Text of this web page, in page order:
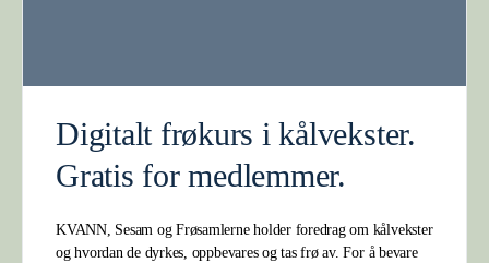
Digitalt frøkurs i kålvekster.
Gratis for medlemmer.
KVANN, Sesam og Frøsamlerne holder foredrag om kålvekster
og hvordan de dyrkes, oppbevares og tas frø av. For å bevare